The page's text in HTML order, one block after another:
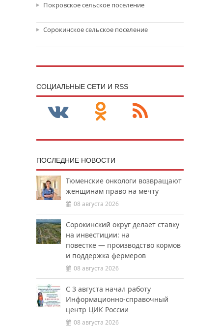
Покровское сельское поселение
Сорокинское сельское поселение
CОЦИАЛЬНЫЕ СЕТИ И RSS
ПОСЛЕДНИЕ НОВОСТИ
Тюменские онкологи возвращают
женщинам право на мечту
08 августа 2026
Сорокинский округ делает ставку
на инвестиции: на
повестке — производство кормов
и поддержка фермеров
08 августа 2026
С 3 августа начал работу
Информационно-справочный
центр ЦИК России
08 августа 2026